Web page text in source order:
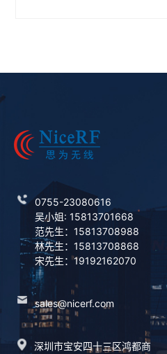
0755-23080616
吴小姐: 15813701668
范先生：15813708988
林先生：15813708868
宋先生：19192162070
sales@nicerf.com
深圳市宝安四十三区鸿都商